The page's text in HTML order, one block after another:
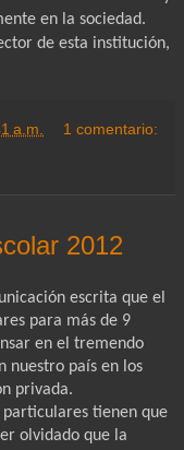
en la sociedad.
de esta institución,
a.m. 1 comentario:
2012
escrita que el
para más de 9
en el tremendo
nuestro país en los
privada.
particulares tienen que
olvidado que la